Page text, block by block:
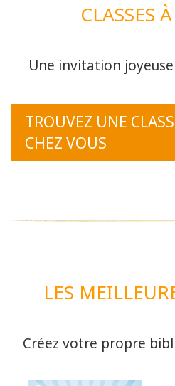
CLASSES
Une invitation
TROUVEZ UNE
CHEZ VOUS
LES
Créez votre propre